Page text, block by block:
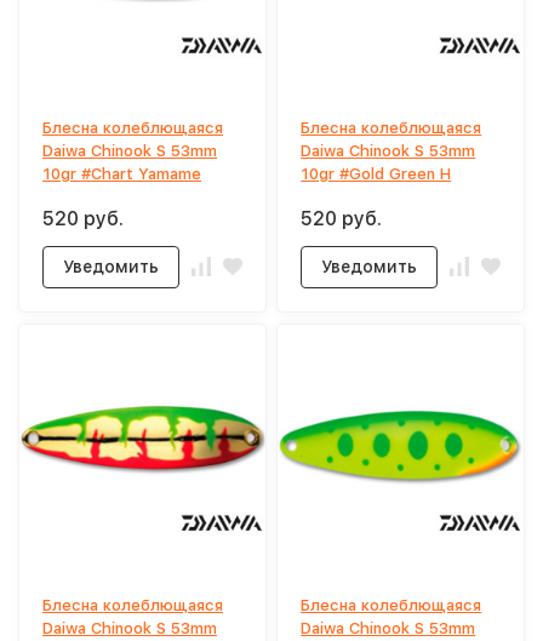
Блесна колеблющаяся
Daiwa Chinook S 53mm
10gr #Chart Yamame
520 руб.
Уведомить
Блесна колеблющаяся
Daiwa Chinook S 53mm
10gr #Gold Green H
520 руб.
Уведомить
Блесна колеблющаяся
Daiwa Chinook S 53mm
Блесна колеблющаяся
Daiwa Chinook S 53mm